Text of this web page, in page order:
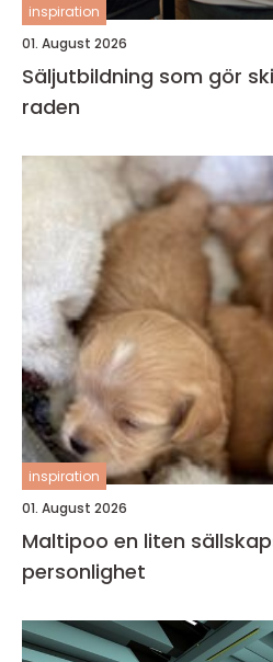
inspiration
01. August 2026
Säljutbildning som gör
raden
inspiration
01. August 2026
Maltipoo en liten sällskapshund med stor
personlighet